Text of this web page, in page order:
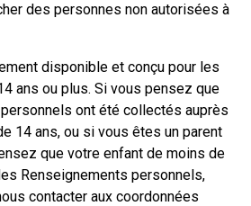
des personnes non autorisées à
disponible et conçu pour les
ans ou plus. Si vous pensez que
ont été collectés auprès
14 ans, ou si vous êtes un parent
que votre enfant de moins de
Renseignements personnels,
contacter aux coordonnées